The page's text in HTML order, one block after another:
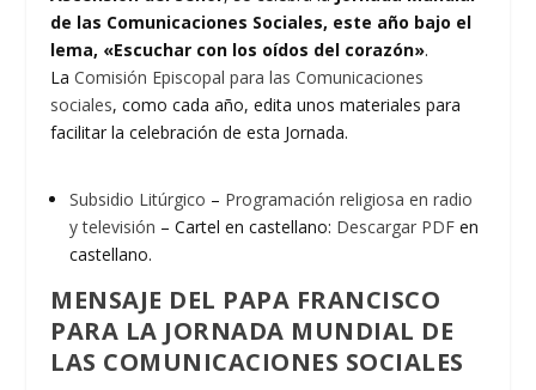
de las Comunicaciones Sociales, este año bajo el
lema, «Escuchar con los oídos del corazón».
LaComisión Episcopal para las Comunicaciones
sociales, como cada año, edita unos materiales para
facilitar la celebración de esta Jornada.
Subsidio Litúrgico – Programación religiosa en radio
y televisión – Cartel en castellano: Descargar PDF en
castellano.
MENSAJE DEL PAPA FRANCISCO
PARA LA JORNADA MUNDIAL DE
LAS COMUNICACIONES SOCIALES